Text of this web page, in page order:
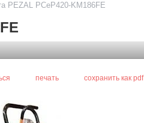
PEZAL PCeP420-KM186FE
печать сохранить как pdf